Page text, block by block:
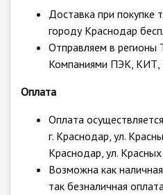
Доставка при покупке
городу Краснодар
Отправляем в регионы
Компаниями ПЭК, КИТ,
Оплата
Оплата
г. Краснодар, ул.
Краснодар, ул.
Возможна как
так безналичная